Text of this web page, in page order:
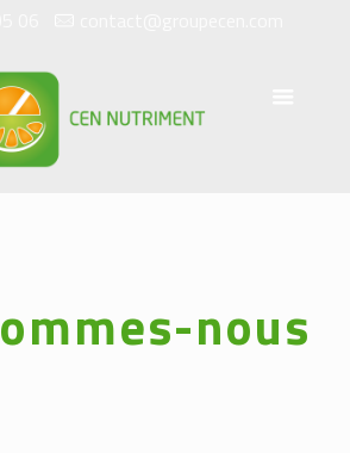
nous